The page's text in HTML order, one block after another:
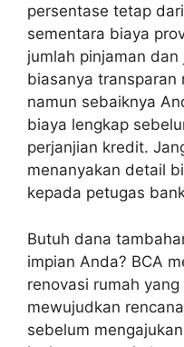
persentase tetap
sementara biaya
jumlah pinjaman
biasanya transparan
namun sebaiknya
biaya lengkap
perjanjian kredit.
menanyakan detail
kepada petugas
Butuh dana
impian Anda? BCA
renovasi rumah
mewujudkan
sebelum